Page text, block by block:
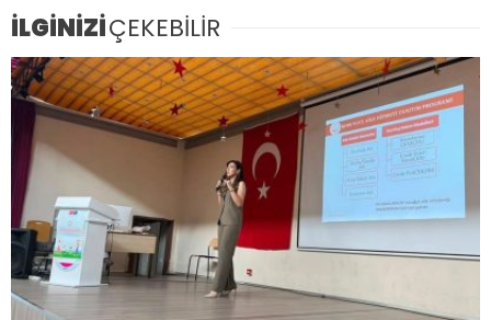
İLGİNİZİÇEKEBİLİR